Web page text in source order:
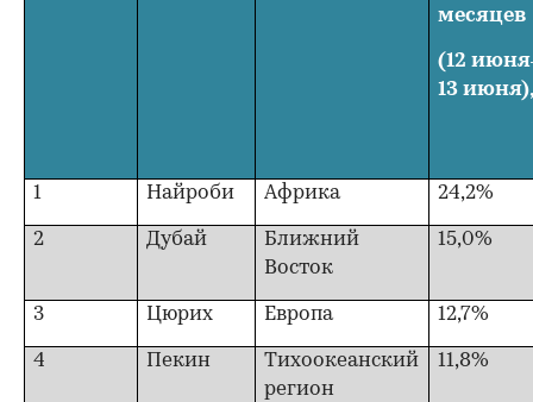
месяцев
(12 июня
13
1 Найроби Африка 24,2%
2 Дубай
Ближний
Восток
15,0%
3 Цюрих Европа 12,7%
4 Пекин
Тихоокеанский
регион
11,8%